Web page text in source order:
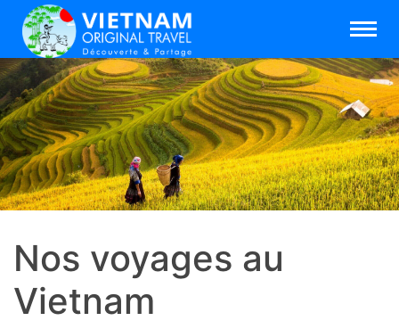
Nos voyages au
Vietnam